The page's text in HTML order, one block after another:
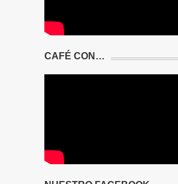
CAFÉ CON…